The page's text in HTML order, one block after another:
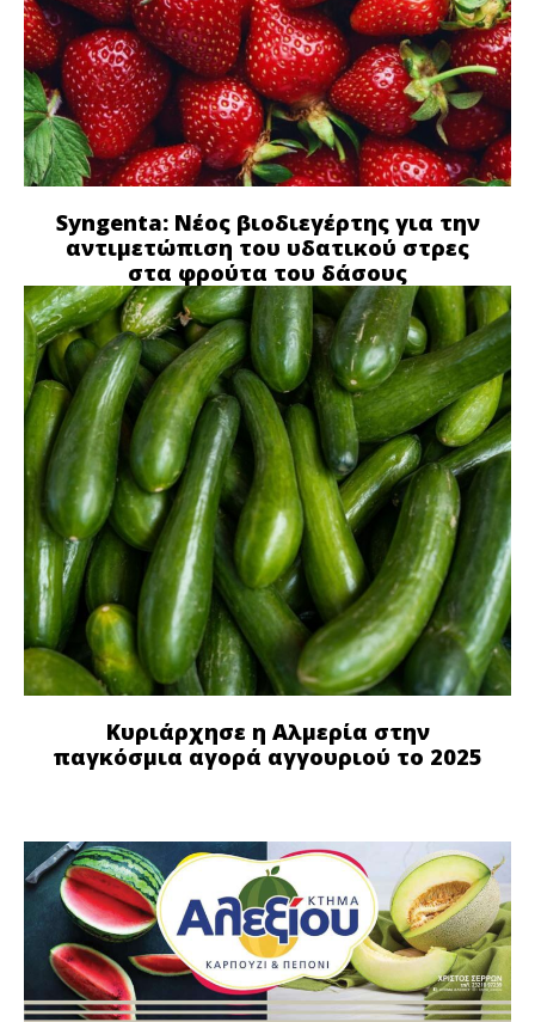
Syngenta: Νέος βιοδιεγέρτης για την
αντιμετώπιση του υδατικού στρες
στα φρούτα του δάσους
Κυριάρχησε η Αλμερία στην
παγκόσμια αγορά αγγουριού το 2025